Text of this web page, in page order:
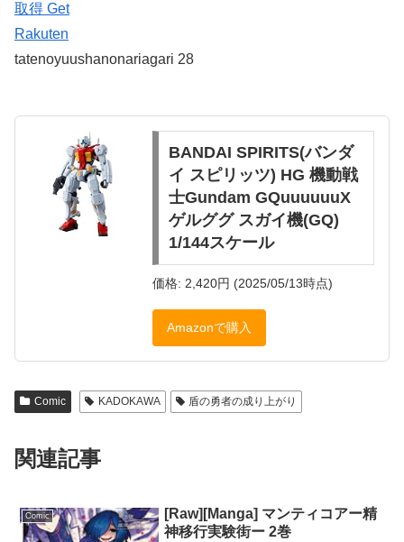
取得 Get
Rakuten
tatenoyuushanonariagari 28
BANDAI SPIRITS(バンダ
イ スピリッツ) HG 機動戦
士Gundam GQuuuuuuX
ゲルググ スガイ機(GQ)
1/144スケール
価格: 2,420円 (2025/05/13時点)
Amazonで購入
Comic KADOKAWA 盾の勇者の成り上がり
関連記事
Comic
[Raw][Manga] マンティコアー精
神移行実験街ー 2巻